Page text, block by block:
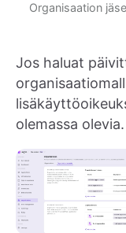
Organisaation
Jos haluat
olemassa olevia.